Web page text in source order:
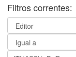
Filtros correntes: